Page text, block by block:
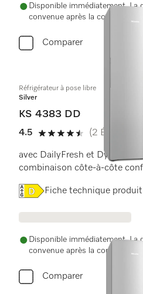
Disponible immédiatement. La
convenue après la commande.
Comparer
Réfrigérateur à pose libre
Silver
KS 4383 DD
4.5
4.5 de 5 étoiles
(2
avec DailyFresh et DynaCool
combinaison côte-à-côte
Online Label Flag, Label
Fiche technique produit
Disponible immédiatement. La
convenue après la commande.
Comparer